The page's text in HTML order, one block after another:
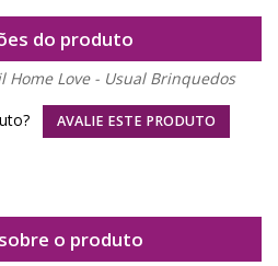
do produto
Love - Usual Brinquedos
AVALIE ESTE PRODUTO
o produto